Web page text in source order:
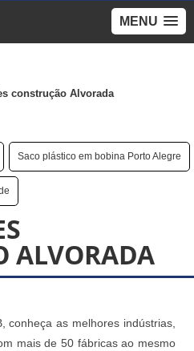
MENU
construção Alvorada
Saco plástico em bobina Porto Alegre
ALVORADA
conheça as melhores indústrias,
mais de 50 fábricas ao mesmo